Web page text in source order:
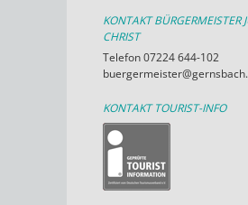
KONTAKT BÜRGERMEISTER
CHRIST
Telefon 07224 644-102
KONTAKT TOURIST-INFO